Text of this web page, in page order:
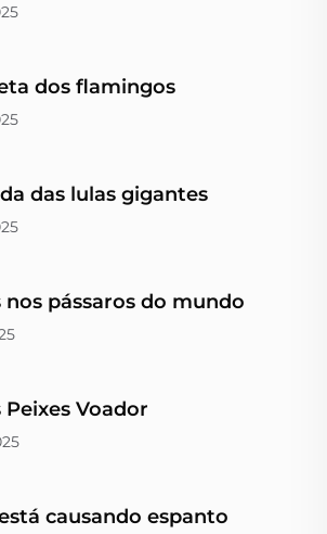
dos flamingos
das lulas gigantes
nos pássaros do mundo
Voador
causando espanto